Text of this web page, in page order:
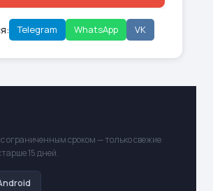
Telegram WhatsApp VK
ограниченным сроком — только свежие
15 дней.